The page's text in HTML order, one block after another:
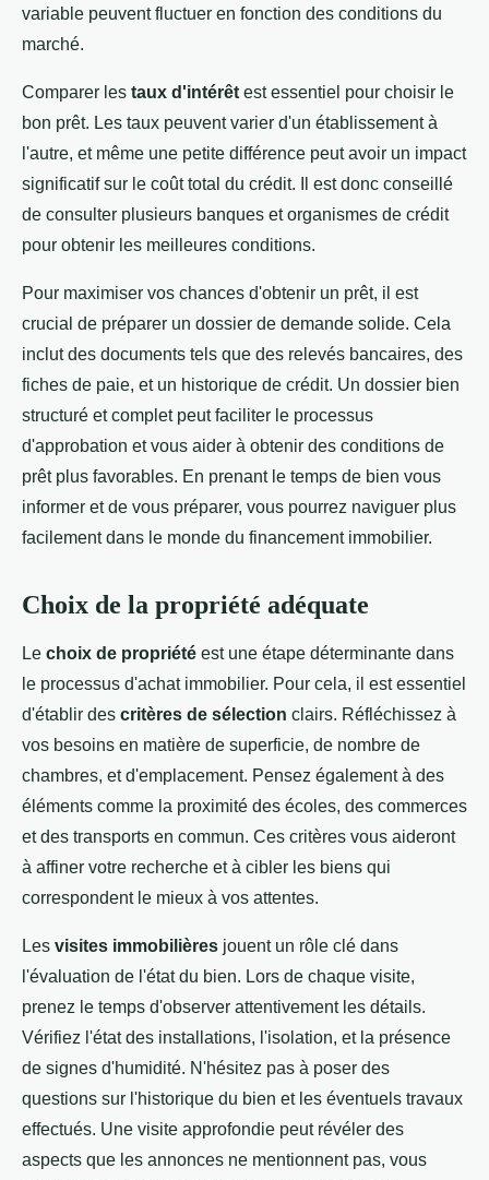
variable peuvent fluctuer en fonction des conditions du
marché.
Comparer les taux d'intérêt est essentiel pour choisir le
bon prêt. Les taux peuvent varier d'un établissement à
l'autre, et même une petite différence peut avoir un impact
significatif sur le coût total du crédit. Il est donc conseillé
de consulter plusieurs banques et organismes de crédit
pour obtenir les meilleures conditions.
Pour maximiser vos chances d'obtenir un prêt, il est
crucial de préparer un dossier de demande solide. Cela
inclut des documents tels que des relevés bancaires, des
fiches de paie, et un historique de crédit. Un dossier bien
structuré et complet peut faciliter le processus
d'approbation et vous aider à obtenir des conditions de
prêt plus favorables. En prenant le temps de bien vous
informer et de vous préparer, vous pourrez naviguer plus
facilement dans le monde du financement immobilier.
Choix de la propriété adéquate
Le choix de propriété est une étape déterminante dans
le processus d'achat immobilier. Pour cela, il est essentiel
d'établir des critères de sélection clairs. Réfléchissez à
vos besoins en matière de superficie, de nombre de
chambres, et d'emplacement. Pensez également à des
éléments comme la proximité des écoles, des commerces
et des transports en commun. Ces critères vous aideront
à affiner votre recherche et à cibler les biens qui
correspondent le mieux à vos attentes.
Les visites immobilières jouent un rôle clé dans
l'évaluation de l'état du bien. Lors de chaque visite,
prenez le temps d'observer attentivement les détails.
Vérifiez l'état des installations, l'isolation, et la présence
de signes d'humidité. N'hésitez pas à poser des
questions sur l'historique du bien et les éventuels travaux
effectués. Une visite approfondie peut révéler des
aspects que les annonces ne mentionnent pas, vous